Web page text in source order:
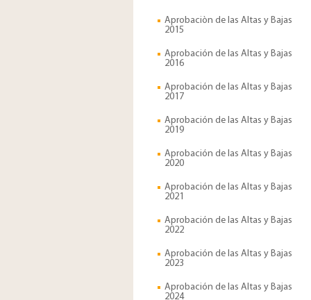
Aprobaciòn de las Altas y Bajas
2015
Aprobación de las Altas y Bajas
2016
Aprobación de las Altas y Bajas
2017
Aprobación de las Altas y Bajas
2019
Aprobación de las Altas y Bajas
2020
Aprobación de las Altas y Bajas
2021
Aprobación de las Altas y Bajas
2022
Aprobación de las Altas y Bajas
2023
Aprobación de las Altas y Bajas
2024